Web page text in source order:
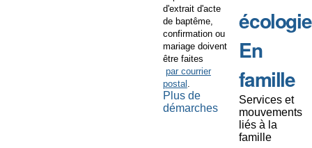
d'extrait d'acte
de baptême,
confirmation ou
mariage doivent
être faites
par courrier
postal .
Plus de
démarches
écologie
En
famille
Services et
mouvements
liés à la
famille